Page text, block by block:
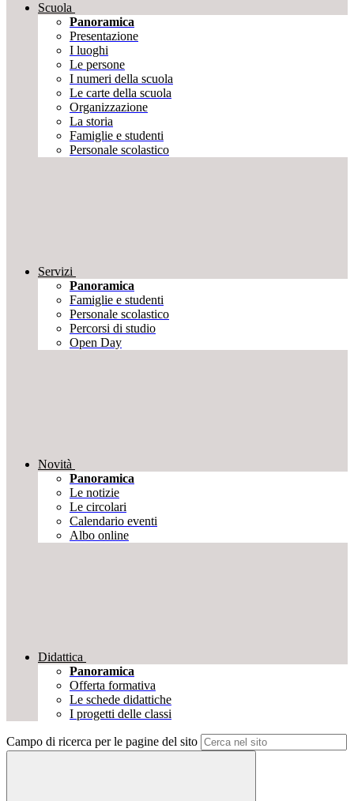
Scuola
Panoramica
Presentazione
I luoghi
Le persone
I numeri della scuola
Le carte della scuola
Organizzazione
La storia
Famiglie e studenti
Personale scolastico
Servizi
Panoramica
Famiglie e studenti
Personale scolastico
Percorsi di studio
Open Day
Novità
Panoramica
Le notizie
Le circolari
Calendario eventi
Albo online
Didattica
Panoramica
Offerta formativa
Le schede didattiche
I progetti delle classi
Campo di ricerca per le pagine del sito